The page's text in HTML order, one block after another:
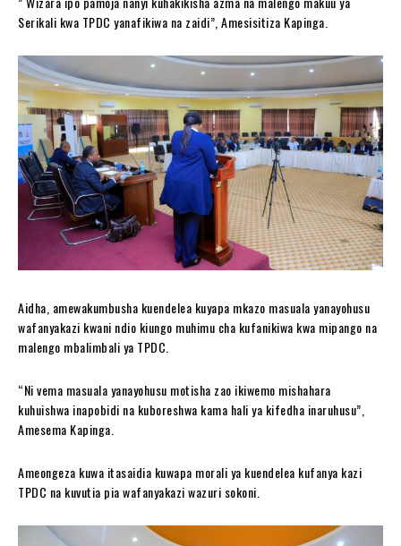
Serikali kwa TPDC yanafikiwa na zaidi”, Amesisitiza Kapinga.
Aidha, amewakumbusha kuendelea kuyapa mkazo masuala yanayohusu
wafanyakazi kwani ndio kiungo muhimu cha kufanikiwa kwa mipango na
malengo mbalimbali ya TPDC.
“Ni vema masuala yanayohusu motisha zao ikiwemo mishahara
kuhuishwa inapobidi na kuboreshwa kama hali ya kifedha inaruhusu”,
Amesema Kapinga.
Ameongeza kuwa itasaidia kuwapa morali ya kuendelea kufanya kazi
TPDC na kuvutia pia wafanyakazi wazuri sokoni.